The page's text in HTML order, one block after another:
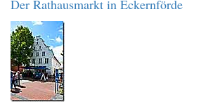
Der Rathausmarkt in Eckernförde